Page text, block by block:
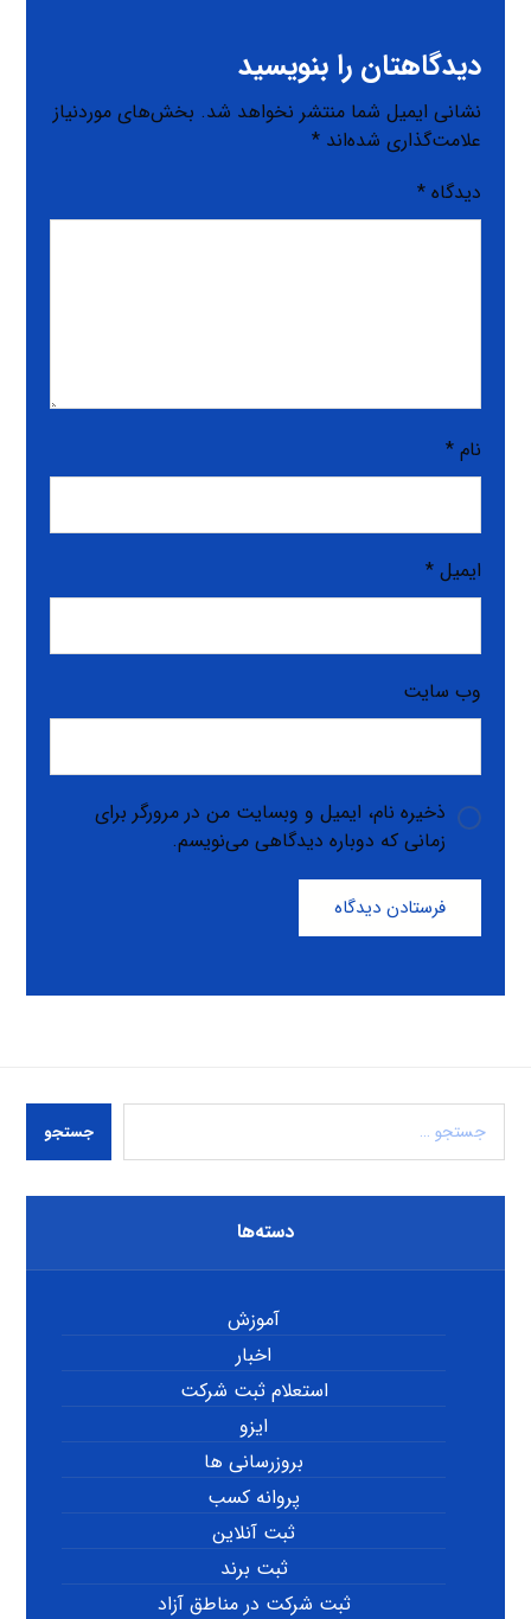
دیدگاهتان را بنویسید
نشانی ایمیل شما منتشر نخواهد شد. بخش‌های موردنیاز
علامت‌گذاری شده‌اند*
دیدگاه*
نام*
ایمیل*
وب‌ سایت
ذخیره نام، ایمیل و وبسایت من در مرورگر برای
زمانی که دوباره دیدگاهی می‌نویسم.
فرستادن دیدگاه
جستجو
دسته‌ها
آموزش
اخبار
استعلام ثبت شرکت
ایزو
بروزرسانی ها
پروانه کسب
ثبت آنلاین
ثبت برند
ثبت شرکت در مناطق آزاد